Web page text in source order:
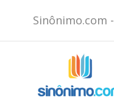
Sinônimo.com -